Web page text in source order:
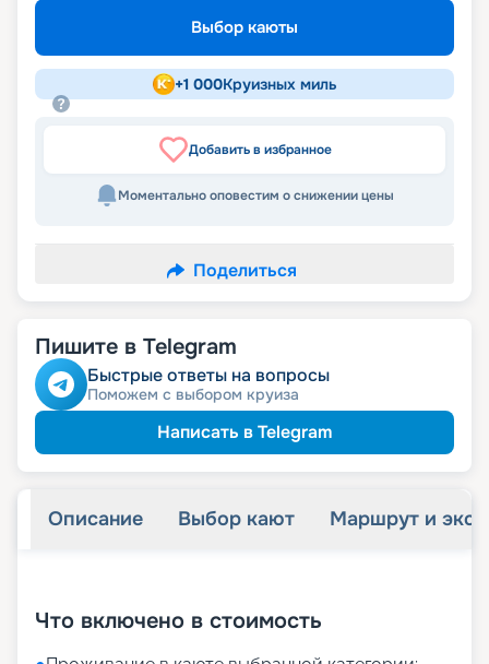
Выбор каюты
+1 000Круизных миль
Добавить в избранное
Моментально оповестим о снижении цены
Поделиться
Пишите в Telegram
Быстрые ответы на вопросы
Поможем с выбором круиза
Написать в Telegram
Описание Выбор кают Маршрут и
Что включено в стоимость